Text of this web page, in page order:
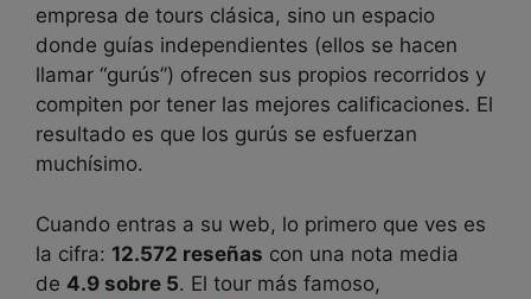
empresa de tours clásica, sino un espacio
donde guías independientes (ellos se hacen
llamar “gurús”) ofrecen sus propios recorridos y
compiten por tener las mejores calificaciones. El
resultado es que los gurús se esfuerzan
muchísimo.
Cuando entras a su web, lo primero que ves es
la cifra: 12.572 reseñas con una nota media
de 4.9 sobre 5. El tour más famoso,